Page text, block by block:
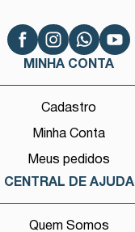
MINHA CONTA
Cadastro
Minha Conta
Meus pedidos
CENTRAL DE AJUDA
Quem Somos